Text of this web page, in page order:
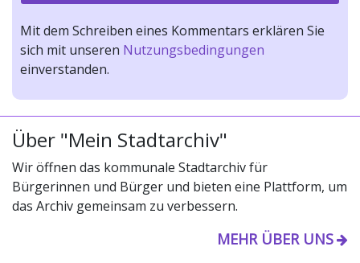
Mit dem Schreiben eines Kommentars erklären Sie
sich mit unseren Nutzungsbedingungen
einverstanden.
Über "Mein Stadtarchiv"
Wir öffnen das kommunale Stadtarchiv für
Bürgerinnen und Bürger und bieten eine Plattform, um
das Archiv gemeinsam zu verbessern.
MEHR ÜBER UNS